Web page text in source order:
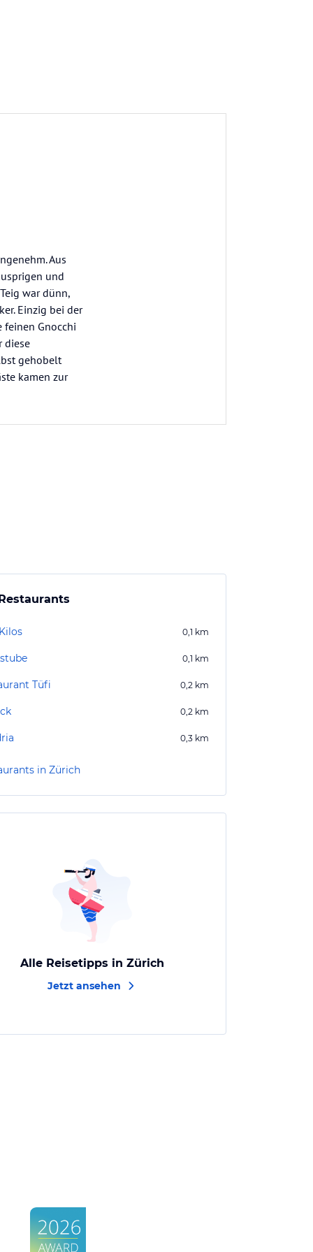
Aus
und
war dünn,
Einzig bei der
feinen Gnocchi
diese
gehobelt
kamen zur
0,1 km
0,1 km
Tüfi 0,2 km
0,2 km
0,3 km
in Zürich
Alle Reisetipps in Zürich
Jetzt ansehen